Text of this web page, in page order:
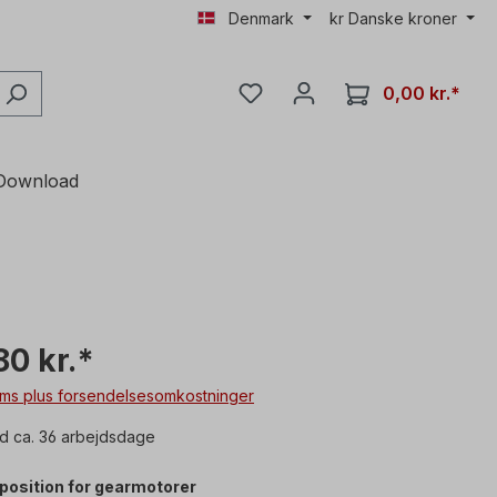
Denmark kr Danske kroner
0,00 kr.*
kr.*
plus forsendelsesomkostninger
ca. 36 arbejdsdage
for gearmotorer